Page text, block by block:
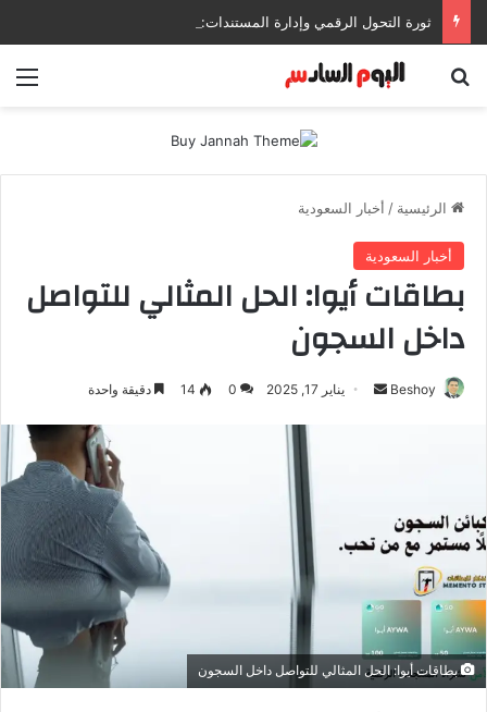
بحث عن
الرئيسية / أخبار السعودية
أخبار السعودية
بطاقات أيوا: الحل المثالي للتواصل
داخل السجون
Beshoy
ي
ا
ل
ك
يناير 17, 2025 0
14 دقيقة واحدة
بطاقات أيوا: الحل المثالي للتواصل داخل السجون